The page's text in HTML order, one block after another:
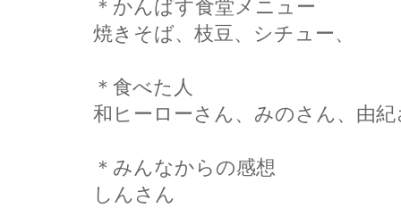
＊かんばす食堂メニュー
焼きそば、枝豆、シチュー、
＊食べた人
和ヒーローさん、みのさん、由
＊みんなからの感想
しんさん